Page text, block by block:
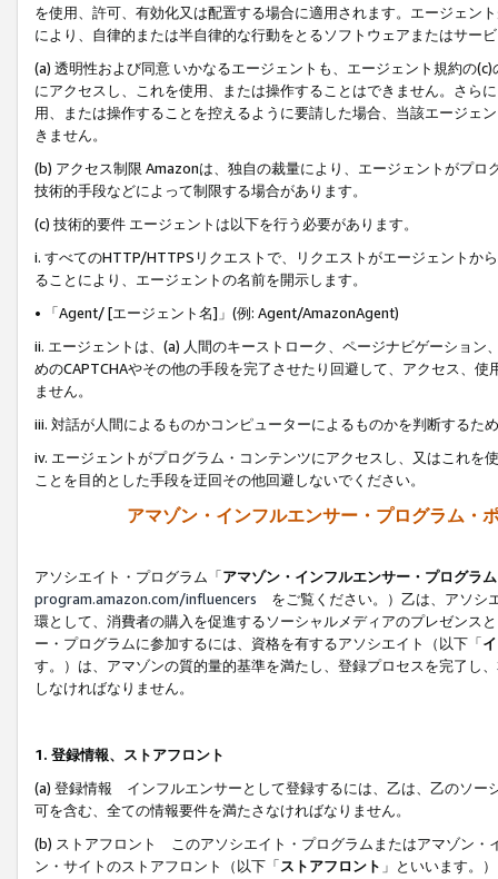
を使用、許可、有効化又は配置する場合に適用されます。エージェン
により、自律的または半自律的な行動をとるソフトウェアまたはサー
(a) 透明性および同意 いかなるエージェントも、エージェント規約の
にアクセスし、これを使用、または操作することはできません。さら
用、または操作することを控えるように要請した場合、当該エージェ
きません。
(b) アクセス制限 Amazonは、独自の裁量により、エージェントがプ
技術的手段などによって制限する場合があります。
(c) 技術的要件 エージェントは以下を行う必要があります。
i. すべてのHTTP/HTTPSリクエストで、リクエストがエージェントか
ることにより、エージェントの名前を開示します。
• 「Agent/ [エージェント名]」(例: Agent/AmazonAgent)
ii. エージェントは、(a) 人間のキーストローク、ページナビゲーショ
めのCAPTCHAやその他の手段を完了させたり回避して、アクセス、
ません。
iii. 対話が人間によるものかコンピューターによるものかを判断するた
iv. エージェントがプログラム・コンテンツにアクセスし、又はこれ
ことを目的とした手段を迂回その他回避しないでください。
アマゾン・インフルエンサー・プログラム・
アソシエイト・プログラム「アマゾン・インフルエンサー・プログラム
program.amazon.com/influencers をご覧ください。）乙は、アソシ
環として、消費者の購入を促進するソーシャルメディアのプレゼンス
ー・プログラムに参加するには、資格を有するアソシエイト（以下「
す。）は、アマゾンの質的量的基準を満たし、登録プロセスを完了し、
しなければなりません。
1. 登録情報、ストアフロント
(a) 登録情報 インフルエンサーとして登録するには、乙は、乙のソー
可を含む、全ての情報要件を満たさなければなりません。
(b) ストアフロント このアソシエイト・プログラムまたはアマゾン・
ン・サイトのストアフロント（以下「ストアフロント 」といいます。